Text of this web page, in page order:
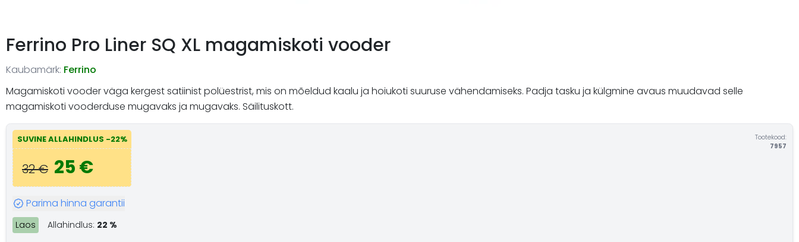
Ferrino Pro Liner SQ XL magamiskoti vooder
Kaubamärk: Ferrino
Magamiskoti vooder väga kergest satiinist polüestrist, mis on mõeldud kaalu ja hoiukoti suuruse vähendamiseks. Padja tasku ja külgmine avaus muudavad selle
magamiskoti vooderduse mugavaks ja mugavaks. Säilituskott.
SUVINE ALLAHINDLUS -22%
32 € 25 €
Tootekood:
7957
Parima hinna garantii
Laos Allahindlus: 22 %